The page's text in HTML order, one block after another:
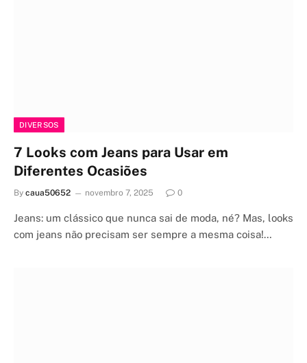
DIVERSOS
7 Looks com Jeans para Usar em
Diferentes Ocasiões
By caua50652 novembro 7, 2025 0
Jeans: um clássico que nunca sai de moda, né? Mas, looks
com jeans não precisam ser sempre a mesma coisa!…